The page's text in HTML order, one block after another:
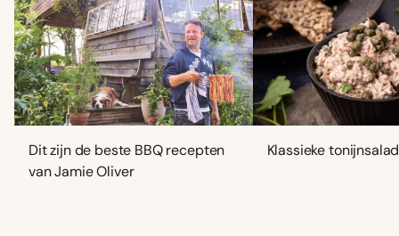
Dit zijn de beste BBQ recepten
van Jamie Oliver
Klassieke